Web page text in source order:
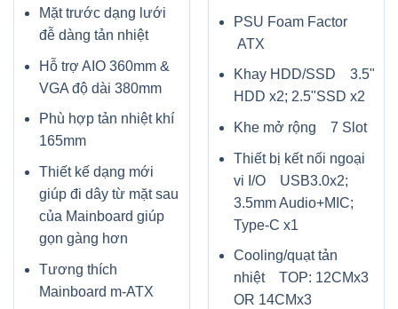
Mặt trước dạng lưới
đễ dàng tản nhiệt
Hỗ trợ AIO 360mm &
VGA độ dài 380mm
Phù hợp tản nhiệt khí
165mm
Thiết kế dạng mới
giúp đi dây từ mặt sau
của Mainboard giúp
gọn gàng hơn
Tương thích
Mainboard m-ATX
PSU Foam Factor
ATX
Khay HDD/SSD 3.5"
HDD x2; 2.5"SSD x2
Khe mở rộng 7 Slot
Thiết bị kết nối ngoại
vi I/O USB3.0x2;
3.5mm Audio+MIC;
Type-C x1
Cooling/quạt tản
nhiệt TOP: 12CMx3
OR 14CMx3